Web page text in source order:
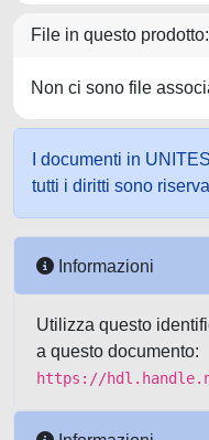
File in questo prodotto:
Non ci sono file
I documenti in
tutti i diritti sono
Informazioni
Utilizza questo
a questo documento:
https://